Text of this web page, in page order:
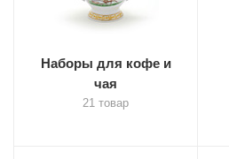
Наборы для кофе и
чая
21 товар